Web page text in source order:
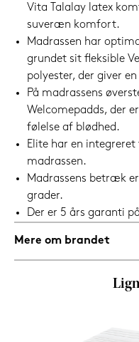
Vita Talalay latex
suveræn komfort.
Madrassen har
grundet sit fleksible
polyester, der giver
På madrassens
Welcomepadds, der
følelse af blødhed.
Elite har en
madrassen.
Madrassens betræk
grader.
Der er 5 års garanti
Mere om brandet